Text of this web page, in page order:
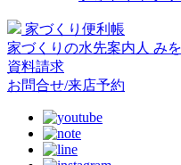
家づくり便利帳
家づくりの水先案内人 み
資料請求
お問合せ/来店予約